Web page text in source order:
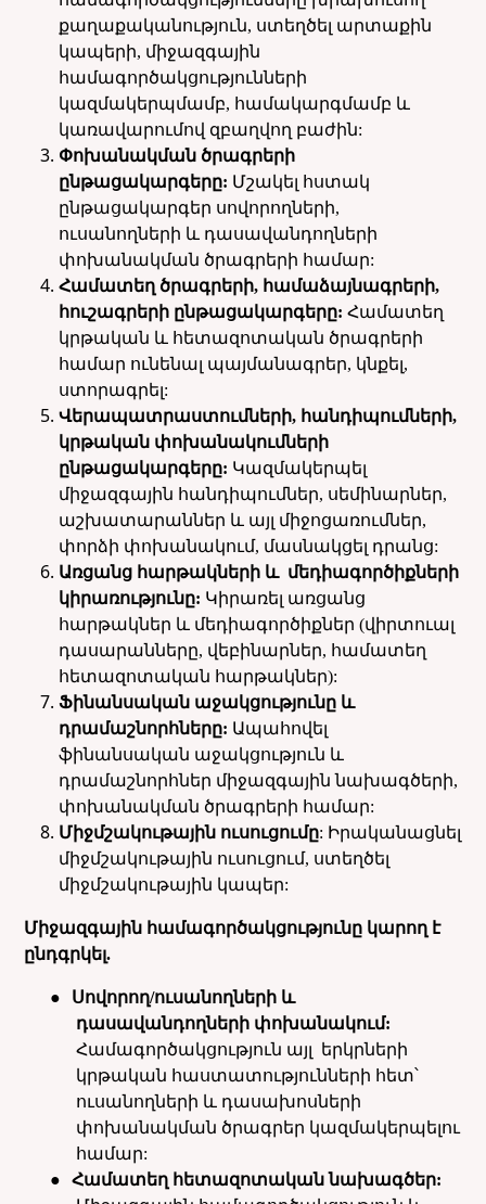
քաղաքականություն, ստեղծել արտաքին
կապերի, միջազգային
համագործակցությունների
կազմակերպմամբ, համակարգմամբ և
կառավարումով զբաղվող բաժին:
Փոխանակման ծրագրերի
ընթացակարգերը: Մշակել հստակ
ընթացակարգեր սովորողների,
ուսանողների և դասավանդողների
փոխանակման ծրագրերի համար:
Համատեղ ծրագրերի, համաձայնագրերի,
հուշագրերի ընթացակարգերը: Համատեղ
կրթական և հետազոտական ծրագրերի
համար ունենալ պայմանագրեր, կնքել,
ստորագրել:
Վերապատրաստումների, հանդիպումների,
կրթական փոխանակումների
ընթացակարգերը: Կազմակերպել
միջազգային հանդիպումներ, սեմինարներ,
աշխատարաններ և այլ միջոցառումներ,
փորձի փոխանակում, մասնակցել դրանց:
Առցանց հարթակների և մեդիագործիքների
կիրառությունը: Կիրառել առցանց
հարթակներ և մեդիագործիքներ (վիրտուալ
դասարանները, վեբինարներ, համատեղ
հետազոտական հարթակներ):
Ֆինանսական աջակցությունը և
դրամաշնորհները: Ապահովել
ֆինանսական աջակցություն և
դրամաշնորհներ միջազգային նախագծերի,
փոխանակման ծրագրերի համար:
Միջմշակութային ուսուցումը: Իրականացնել
միջմշակութային ուսուցում, ստեղծել
միջմշակութային կապեր:
Միջազգային համագործակցությունը կարող է
ընդգրկել.
●
Սովորող/ուսանողների և
դասավանդողների փոխանակում:
Համագործակցություն այլ երկրների
կրթական հաստատությունների հետ՝
ուսանողների և դասախոսների
փոխանակման ծրագրեր կազմակերպելու
համար:
●
Համատեղ հետազոտական նախագծեր: